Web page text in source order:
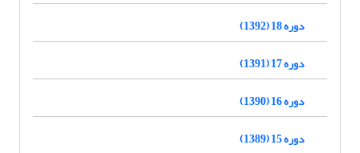
دوره 18 (1392)
دوره 17 (1391)
دوره 16 (1390)
دوره 15 (1389)